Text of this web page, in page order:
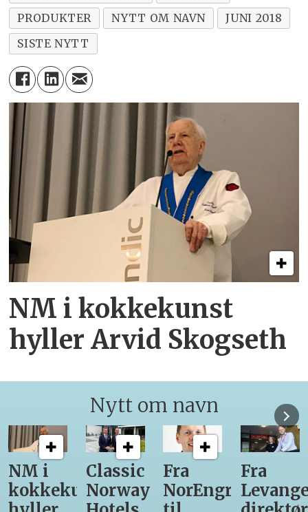
PRODUKTER
NYTT OM NAVN
JUNI 2018
SISTE NYTT
NM i kokkekunst
hyller Arvid Skogseth
Nytt om navn
Classic
Norway
Fra
NorEngros
Fra
Levanger-
12